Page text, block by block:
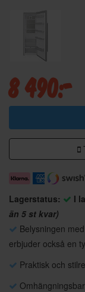
8 490:-
Lagerstatus: I
än 5 st kvar)
Belysningen
erbjuder också en
Praktisk och